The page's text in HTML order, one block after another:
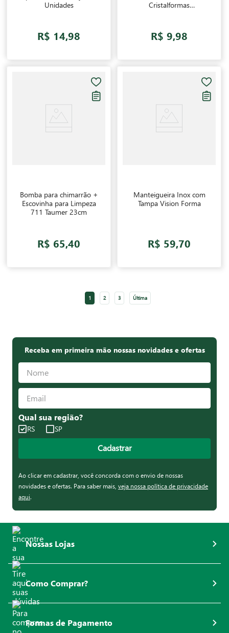
Unidades
R$ 14,98
Cristalformas
R$ 9,98
Bomba para chimarrão +
Escovinha para Limpeza
711 Taumer 23cm
R$ 65,40
Manteigueira Inox com
Tampa Vision Forma
R$ 59,70
1 2 3 Última
Receba em primeira mão nossas novidades e ofertas
Qual sua região?
RS SP
Cadastrar
Ao clicar em cadastrar, você concorda com o envio de nossas
novidades e ofertas. Para saber mais, veja nossa política de privacidade
aqui.
Nossas Lojas
Como Comprar?
Formas de Pagamento